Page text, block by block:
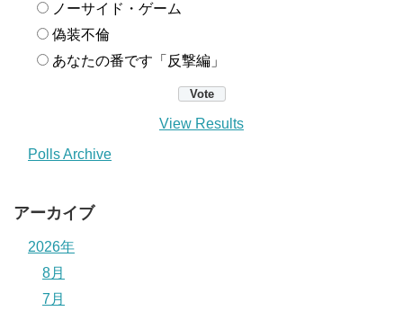
ノーサイド・ゲーム
偽装不倫
あなたの番です「反撃編」
View Results
Polls Archive
アーカイブ
2026年
8月
7月